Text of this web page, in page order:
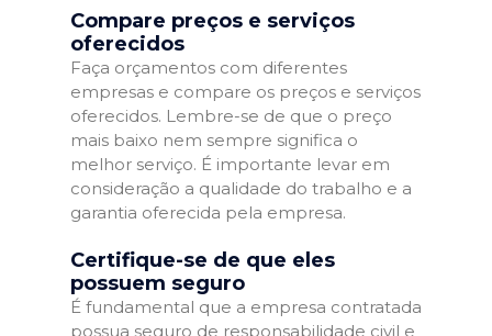
Compare preços e serviços
oferecidos
Faça orçamentos com diferentes
empresas e compare os preços e serviços
oferecidos. Lembre-se de que o preço
mais baixo nem sempre significa o
melhor serviço. É importante levar em
consideração a qualidade do trabalho e a
garantia oferecida pela empresa.
Certifique-se de que eles
possuem seguro
É fundamental que a empresa contratada
possua seguro de responsabilidade civil e